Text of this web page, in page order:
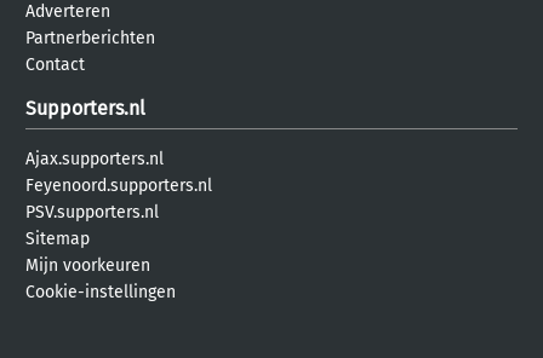
Adverteren
Partnerberichten
Contact
Supporters.nl
Ajax.supporters.nl
Feyenoord.supporters.nl
PSV.supporters.nl
Sitemap
Mijn voorkeuren
Cookie-instellingen